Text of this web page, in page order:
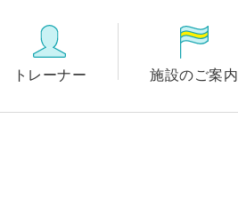
トレーナー 施設のご案内